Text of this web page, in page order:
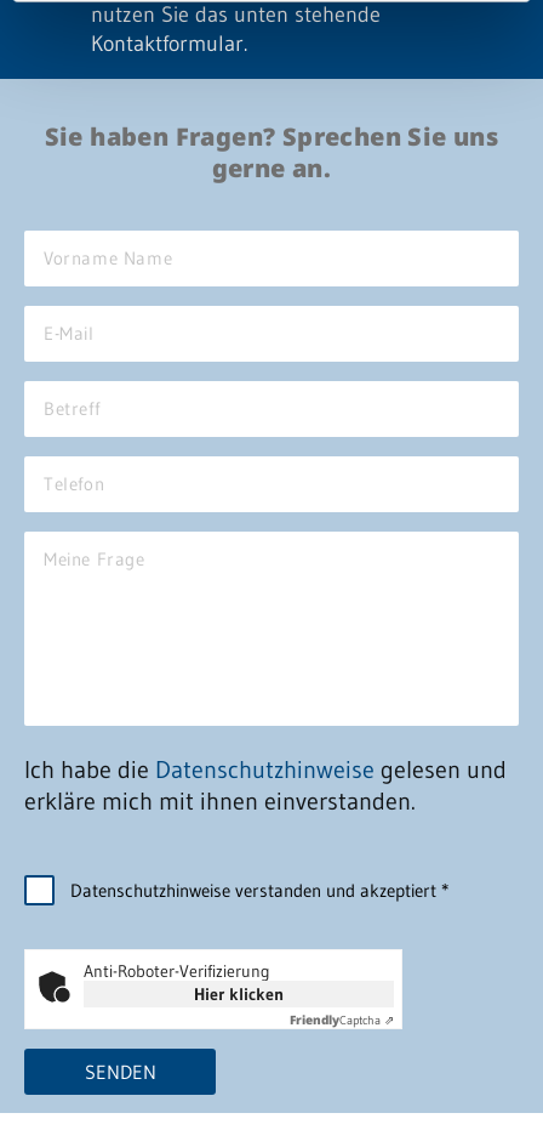
nutzen Sie das unten stehende
Kontaktformular.
Sie haben Fragen? Sprechen Sie uns
gerne an.
Ich habe die Datenschutzhinweise gelesen und
erkläre mich mit ihnen einverstanden.
Datenschutzhinweise verstanden und akzeptiert *
Anti-Roboter-Verifizierung
Hier klicken
FriendlyCaptcha ⇗
SENDEN